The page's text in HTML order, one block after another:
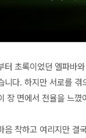
터 초록이었던 엘파바
니다. 하지만 서로를
장 면에서 전율을 느
음 착하고 여리지만 결